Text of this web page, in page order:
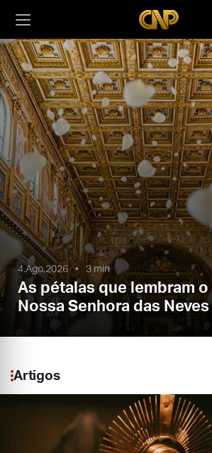
4.Ago.2026 3 min
As pétalas que lembram
Nossa Senhora das Neves
Artigos